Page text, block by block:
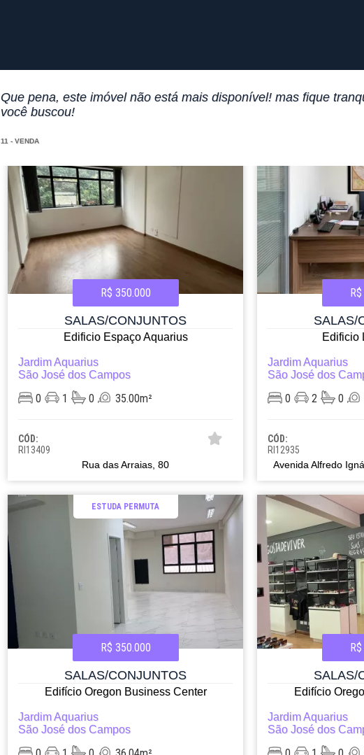
Que pena, este imóvel não está mais disponível! mas fique
você buscou!
11 - VENDA
R$ 350.000
SALAS/CONJUNTOS
Edificio Espaço Aquarius
Jardim Aquarius
São José dos Campos
0 1 0 35.00m²
CÓD:
RI13409
Rua das Arraias, 80
SALAS/
Edificio
Jardim Aquarius
São José dos
0 2 0
CÓD:
RI12935
Avenida Alfredo
ESTUDA PERMUTA
R$ 350.000
SALAS/CONJUNTOS
Edifício Oregon Business Center
Jardim Aquarius
São José dos Campos
SALAS/
Edifício
Jardim Aquarius
São José dos